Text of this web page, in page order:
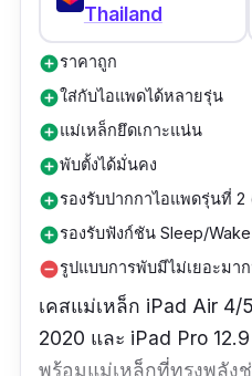
Thailand
add_circleราคาถูก
add_circleใส่กับไอแพดได้หลายรุ่น
add_circleแม่เหล็กยึดเกาะแน่น
add_circleพับตั้งได้มั่นคง
add_circleรองรับปากกาไอแพดรุ่นที่ 2
add_circleรองรับฟังก์ชัน Sleep/Wake
remove_circleรูปแบบการพับมีไม่เยอะมา
เคสแม่เหล็ก iPad Air 4/
2020 และ iPad Pro
พร้อมแม่เหล็กที่ทรงพลัง